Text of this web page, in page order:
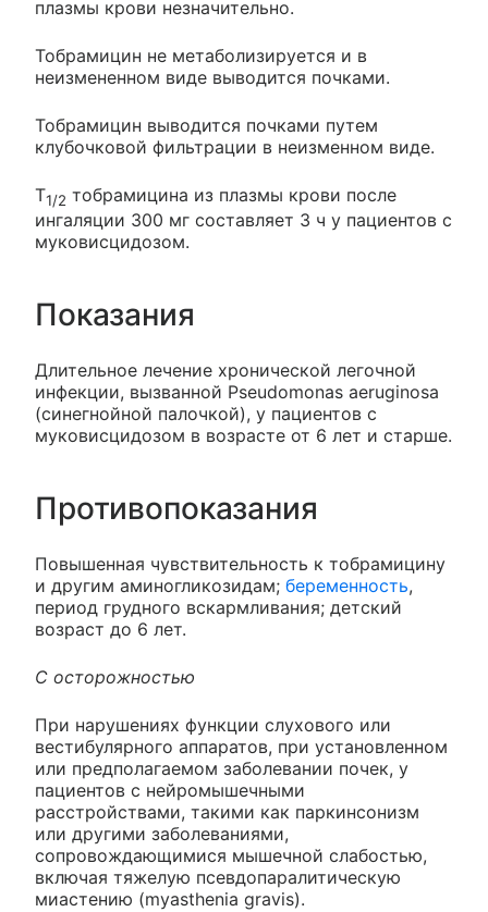
плазмы крови незначительно.
Тобрамицин не метаболизируется и в
неизмененном виде выводится почками.
Тобрамицин выводится почками путем
клубочковой фильтрации в неизменном виде.
T1/2 тобрамицина из плазмы крови после
ингаляции 300 мг составляет 3 ч у пациентов с
муковисцидозом.
Показания
Длительное лечение хронической легочной
инфекции, вызванной Pseudomonas aeruginosa
(синегнойной палочкой), у пациентов с
муковисцидозом в возрасте от 6 лет и старше.
Противопоказания
Повышенная чувствительность к тобрамицину
и другим аминогликозидам; беременность,
период грудного вскармливания; детский
возраст до 6 лет.
С осторожностью
При нарушениях функции слухового или
вестибулярного аппаратов, при установленном
или предполагаемом заболевании почек, у
пациентов с нейромышечными
расстройствами, такими как паркинсонизм
или другими заболеваниями,
сопровождающимися мышечной слабостью,
включая тяжелую псевдопаралитическую
миастению (myasthenia gravis).